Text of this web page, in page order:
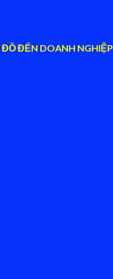
ĐỒ ĐẾN DOANH NGHIỆP